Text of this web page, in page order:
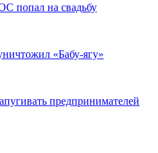
попал на свадьбу
«Бабу-ягу»
предпринимателей